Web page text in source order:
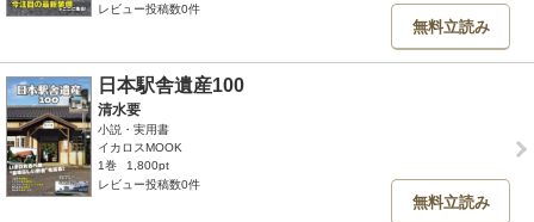
レビュー投稿数0件
無料立読み
日本駅舎遺産100
清水要
小説・実用書
イカロスMOOK
1巻
1,800pt
レビュー投稿数0件
無料立読み